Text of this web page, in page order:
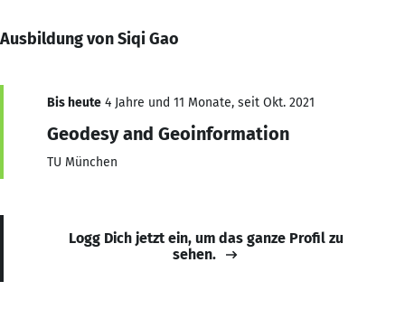
Ausbildung von Siqi Gao
Bis heute 4 Jahre und 11 Monate, seit Okt. 2021
Geodesy and Geoinformation
TU München
Logg Dich jetzt ein, um das ganze Profil zu
sehen.